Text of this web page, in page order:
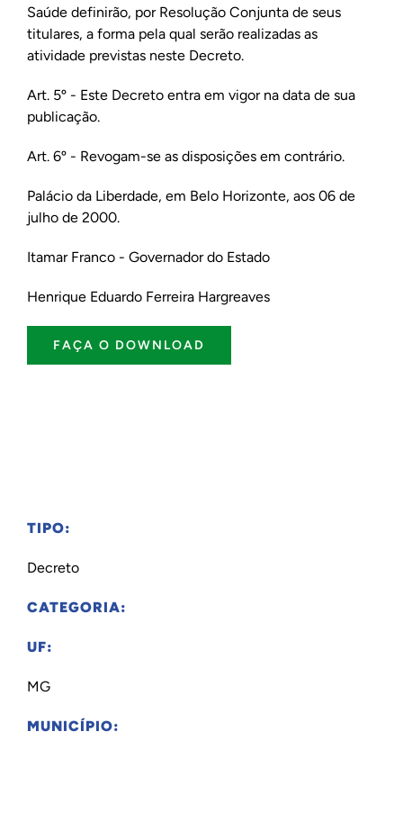
Saúde definirão, por Resolução Conjunta de seus
titulares, a forma pela qual serão realizadas as
atividade previstas neste Decreto.
Art. 5º - Este Decreto entra em vigor na data de sua
publicação.
Art. 6º - Revogam-se as disposições em contrário.
Palácio da Liberdade, em Belo Horizonte, aos 06 de
julho de 2000.
Itamar Franco - Governador do Estado
Henrique Eduardo Ferreira Hargreaves
FAÇA O DOWNLOAD
TIPO:
Decreto
CATEGORIA:
UF:
MG
MUNICÍPIO: